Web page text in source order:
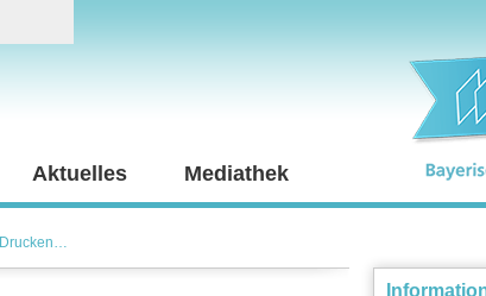
Aktuelles Mediathek